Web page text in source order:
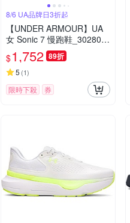
8/6 UA品牌日3折起
【UNDER ARMOUR】UA
女 Sonic 7 慢跑鞋_302800
3-044
$1,752 89折
5 (1)
限時下殺 券